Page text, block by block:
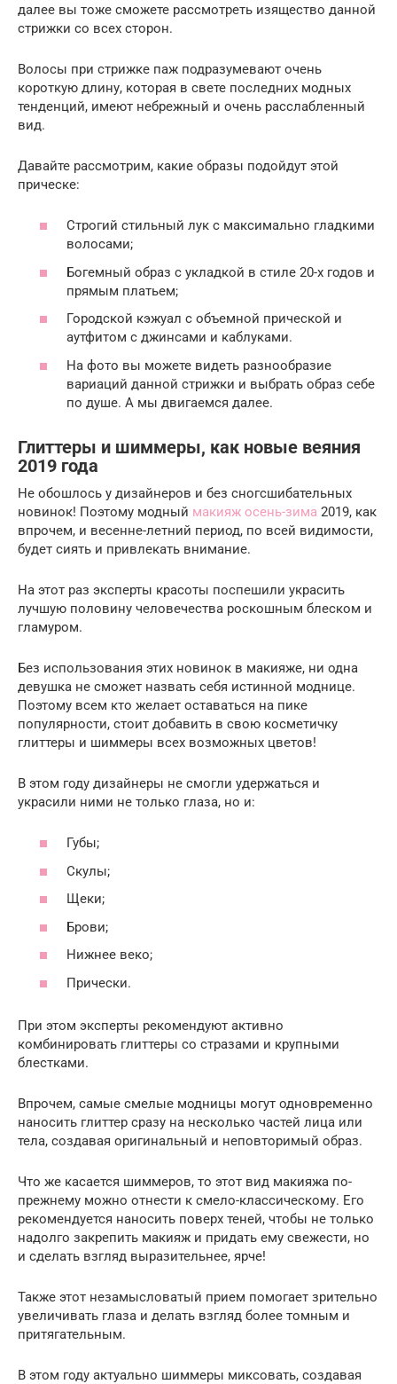
далее вы тоже сможете рассмотреть изящество данной
стрижки со всех сторон.
Волосы при стрижке паж подразумевают очень
короткую длину, которая в свете последних модных
тенденций, имеют небрежный и очень расслабленный
вид.
Давайте рассмотрим, какие образы подойдут этой
прическе:
Строгий стильный лук с максимально гладкими
волосами;
Богемный образ с укладкой в стиле 20-х годов и
прямым платьем;
Городской кэжуал с объемной прической и
аутфитом с джинсами и каблуками.
На фото вы можете видеть разнообразие
вариаций данной стрижки и выбрать образ себе
по душе. А мы двигаемся далее.
Глиттеры и шиммеры, как новые веяния
2019 года
Не обошлось у дизайнеров и без сногсшибательных
новинок! Поэтому модный макияж осень-зима 2019, как
впрочем, и весенне-летний период, по всей видимости,
будет сиять и привлекать внимание.
На этот раз эксперты красоты поспешили украсить
лучшую половину человечества роскошным блеском и
гламуром.
Без использования этих новинок в макияже, ни одна
девушка не сможет назвать себя истинной моднице.
Поэтому всем кто желает оставаться на пике
популярности, стоит добавить в свою косметичку
глиттеры и шиммеры всех возможных цветов!
В этом году дизайнеры не смогли удержаться и
украсили ними не только глаза, но и:
Губы;
Скулы;
Щеки;
Брови;
Нижнее веко;
Прически.
При этом эксперты рекомендуют активно
комбинировать глиттеры со стразами и крупными
блестками.
Впрочем, самые смелые модницы могут одновременно
наносить глиттер сразу на несколько частей лица или
тела, создавая оригинальный и неповторимый образ.
Что же касается шиммеров, то этот вид макияжа по-
прежнему можно отнести к смело-классическому. Его
рекомендуется наносить поверх теней, чтобы не только
надолго закрепить макияж и придать ему свежести, но
и сделать взгляд выразительнее, ярче!
Также этот незамысловатый прием помогает зрительно
увеличивать глаза и делать взгляд более томным и
притягательным.
В этом году актуально шиммеры миксовать, создавая